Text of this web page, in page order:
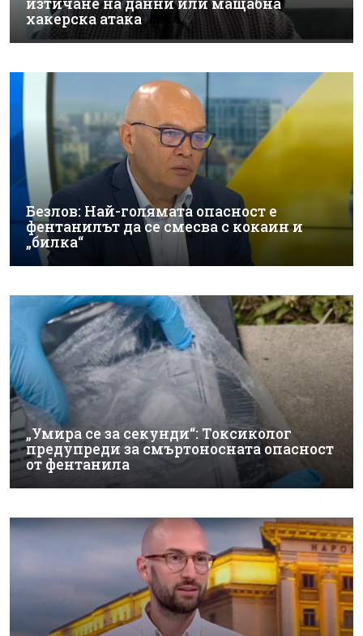
изтичане на данни или мащабна
хакерска атака
Безлов: Най-голямата опасност е
фентанилът да се смесва с кокаин и
„билка“
„Умира се за секунди“: Токсиколог
предупреди за смъртоносната опасност
от фентанила